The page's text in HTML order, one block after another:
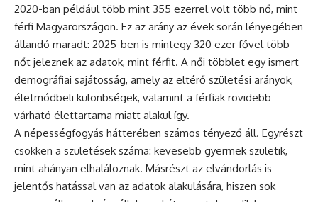
2020-ban például több mint 355 ezerrel volt több nő, mint
férfi Magyarországon. Ez az arány az évek során lényegében
állandó maradt: 2025-ben is mintegy 320 ezer fővel több
nőt jeleznek az adatok, mint férfit. A női többlet egy ismert
demográfiai sajátosság, amely az eltérő születési arányok,
életmódbeli különbségek, valamint a férfiak rövidebb
várható élettartama miatt alakul így.
A népességfogyás hátterében számos tényező áll. Egyrészt
csökken a születések száma: kevesebb gyermek születik,
mint ahányan elhaláloznak. Másrészt az elvándorlás is
jelentős hatással van az adatok alakulására, hiszen sok